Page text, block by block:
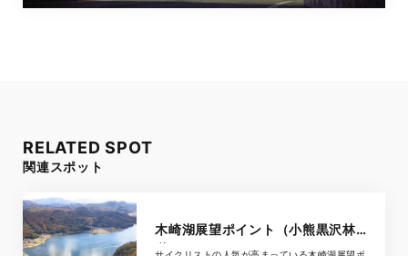
RELATED SPOT
関連スポット
木崎湖展望ポイント（小熊黒沢林
道）
サイクリストの人気が高まっている木崎湖展望ポ